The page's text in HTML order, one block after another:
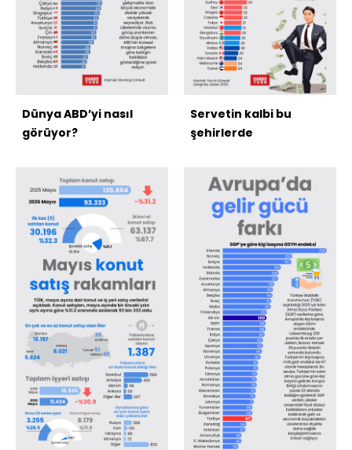
Dünya ABD’yi nasıl
görüyor?
Servetin kalbi bu
şehirlerde